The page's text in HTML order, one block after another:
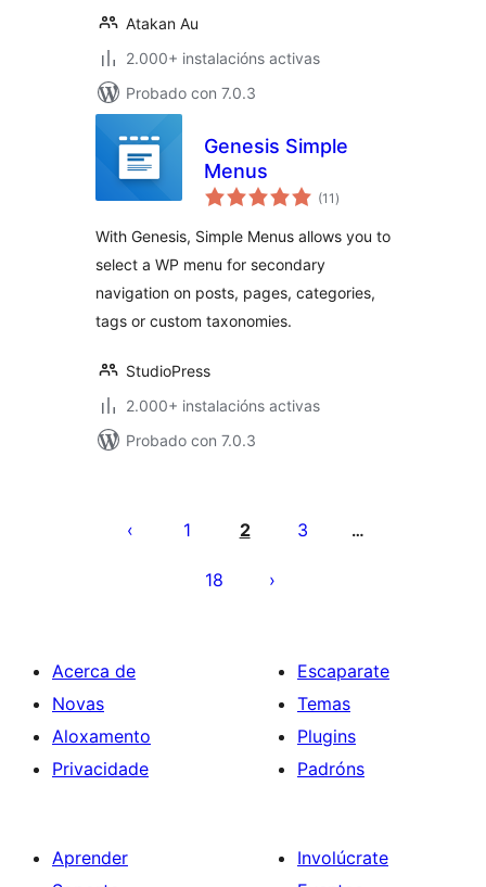
Atakan Au
2.000+ instalacións activas
Probado con 7.0.3
Genesis Simple
Menus
(11 valoracións
totais
)
With Genesis, Simple Menus allows you to
select a WP menu for secondary
navigation on posts, pages, categories,
tags or custom taxonomies.
StudioPress
2.000+ instalacións activas
Probado con 7.0.3
1 2 3 …
18
Acerca de
Novas
Aloxamento
Privacidade
Escaparate
Temas
Plugins
Padróns
Aprender
Involúcrate